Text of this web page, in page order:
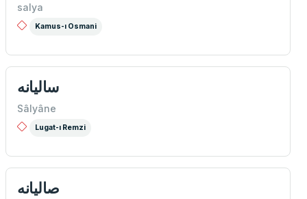
salya
Kamus-ı Osmani
ساليانه
Sâlyâne
Lugat-ı Remzi
صالیانه